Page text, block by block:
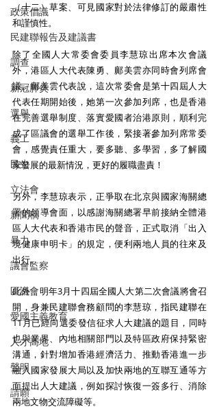
政策倡議
民建聯報告及建議書
調查
新冠肺炎
選舉
義工
民生
立法會
新聞稿
暴力
議會監察
區議會
愛國主義教育
人才高地
聲明
請願
（十二）草案、可見國家對於法律修訂的嚴肅性
和謹慎性。
除了全國人大常委會委員李慧琼出席本次會議
外，港區人大代表陳勇、鄺美雲亦同時會列席會
議。鄺美雲代表說，這次常委會是第十四屆人大
代表任期開始後，她第一次參加列席，也是香港
在完善選舉制度、落實愛國者治港原則，順利完
成了區議會的選舉工作後，緊接著參加列席常委
會，感覺責任重大，要多聽、多學習，多了解國
家發展的最新情況，更好的履職盡責！
另外，李慧琼表示，正爭取在北京與國家海關總
署的領導會面，以感謝海關總署早前接納全體港
區人大代表和香港市民的聲音，正式取消「出入
境健康申明卡」的規定，便利兩地人員的往來及
出行。
此外，明年3月十四屆全國人大第二次會議將會召
開，身兼民建聯會務顧問的李慧琼，指民建聯在
11月已經向選委發信征求人大建議的題目，同時
也與業界、內地相關部門以及特區政府保持緊密
溝通，針對增加香港經濟活力、推動香港進一步
融入國家發展大局以及加快兩地的互聯互通等方
面提出人大建議，例如探討恢復一簽多行、消除
兩地文物交流障礙等。